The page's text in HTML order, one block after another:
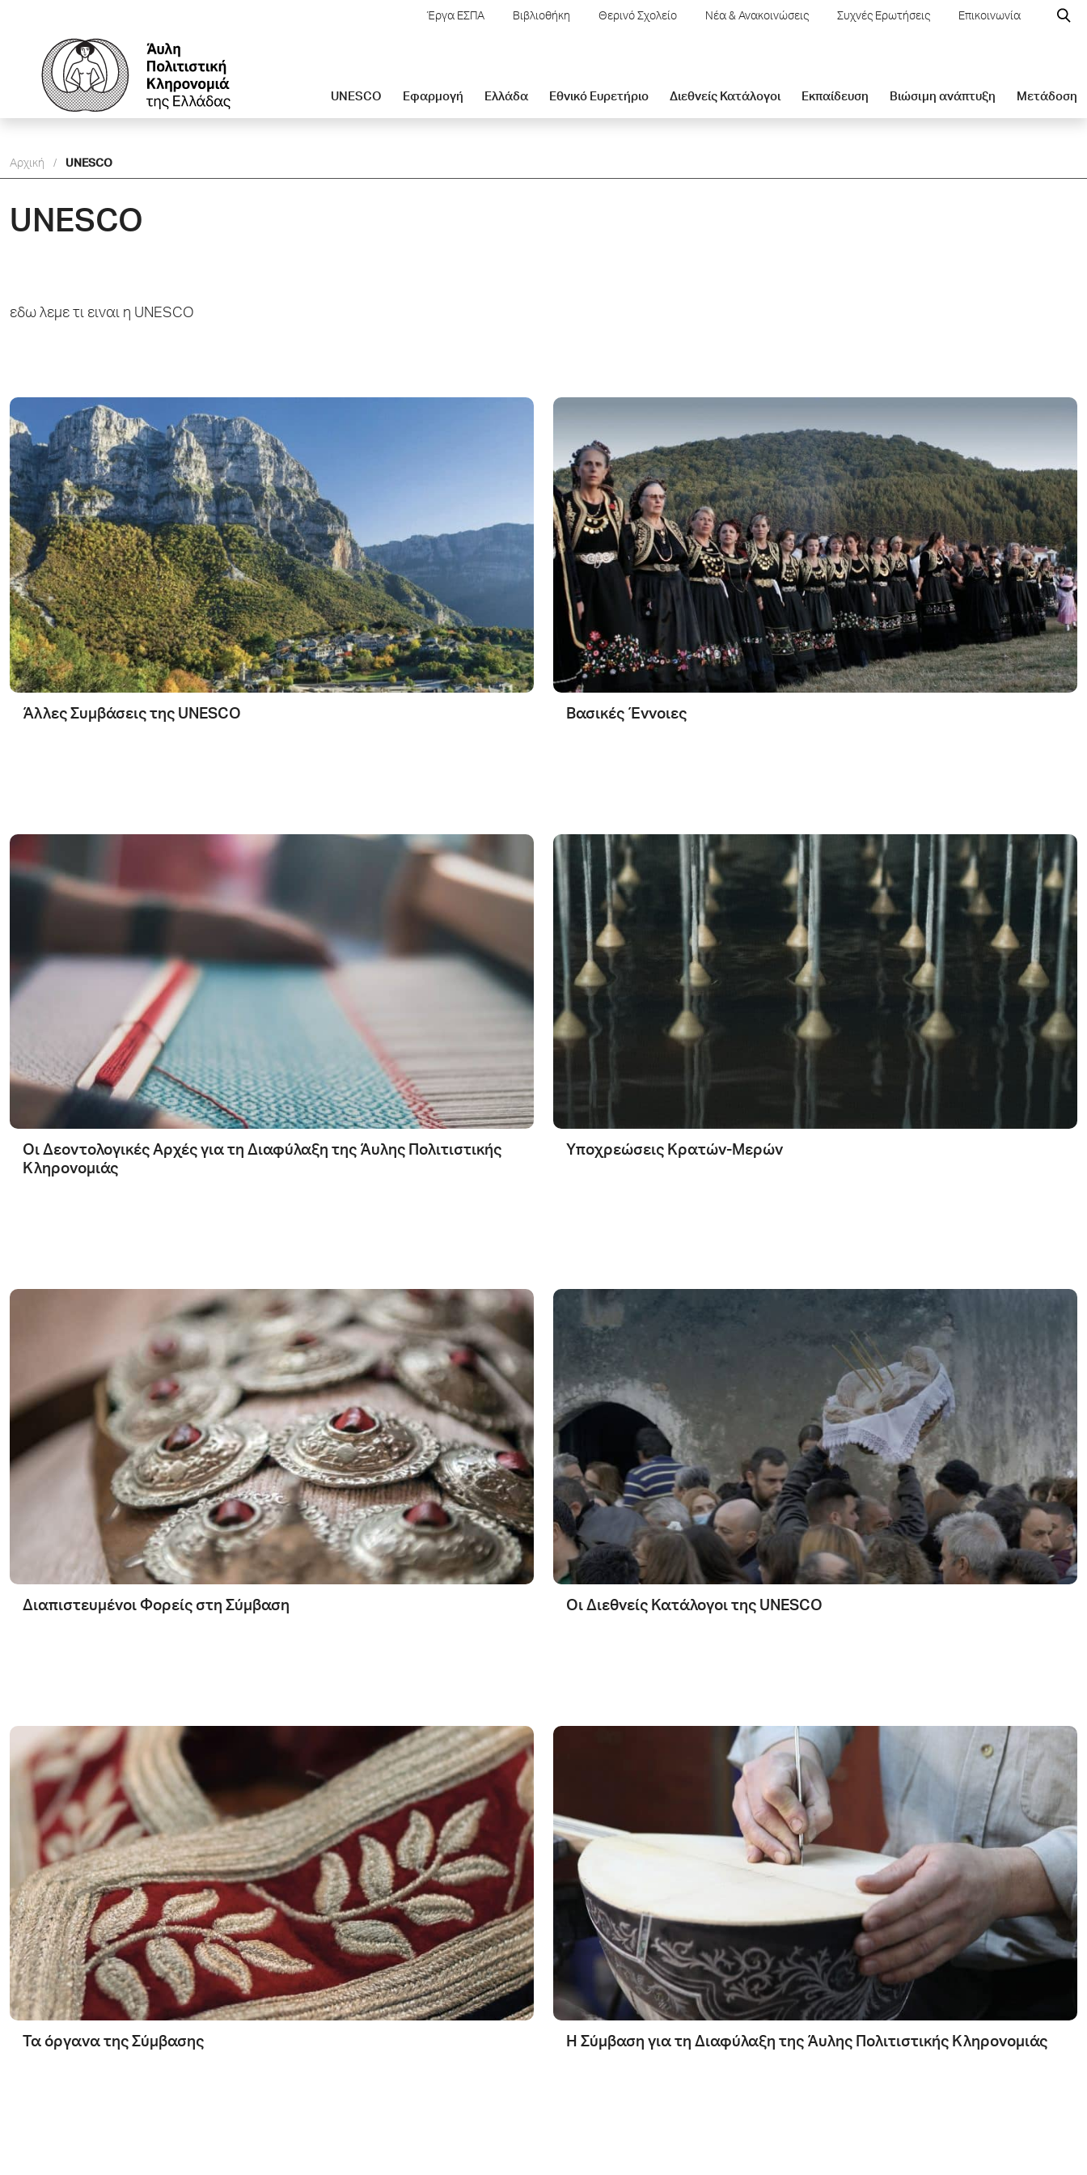
Έργα ΕΣΠΑ Βιβλιοθήκη Θερινό Σχολείο Νέα & Ανακοινώσεις Συχνές Ερωτήσεις Επικοινωνία
UNESCO Εφαρμογή Ελλάδα Εθνικό Ευρετήριο Διεθνείς Κατάλογοι Εκπαίδευση Βιώσιμη ανάπτυξη Μετάδοση
Αρχική / UNESCO
UNESCO
εδω λεμε τι ειναι η UNESCO
Άλλες Συμβάσεις της UNESCO Βασικές Έννοιες
Οι Δεοντολογικές Αρχές για τη Διαφύλαξη της Άυλης Πολιτιστικής
Κληρονομιάς
Υποχρεώσεις Κρατών-Μερών
Διαπιστευμένοι Φορείς στη Σύμβαση Οι Διεθνείς Κατάλογοι της UNESCO
Τα όργανα της Σύμβασης Η Σύμβαση για τη Διαφύλαξη της Άυλης Πολιτιστικής Κληρονομιάς